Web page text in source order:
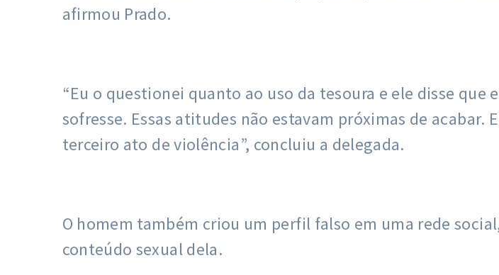
afirmou Prado.
“Eu o questionei quanto ao uso da tesoura e ele disse
sofresse. Essas atitudes não estavam próximas de acabar.
terceiro ato de violência”, concluiu a delegada.
O homem também criou um perfil falso em uma rede
conteúdo sexual dela.